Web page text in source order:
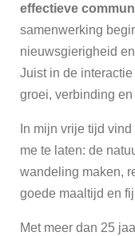
effectieve
samenwerking
nieuwsgierigheid
Juist in de
groei, verbinding en
In mijn vrije tijd
me te laten: de
wandeling maken,
goede maaltijd en
Met meer dan 25